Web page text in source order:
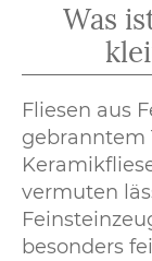
Was
Fliesen aus
gebranntem
vermuten
besonders